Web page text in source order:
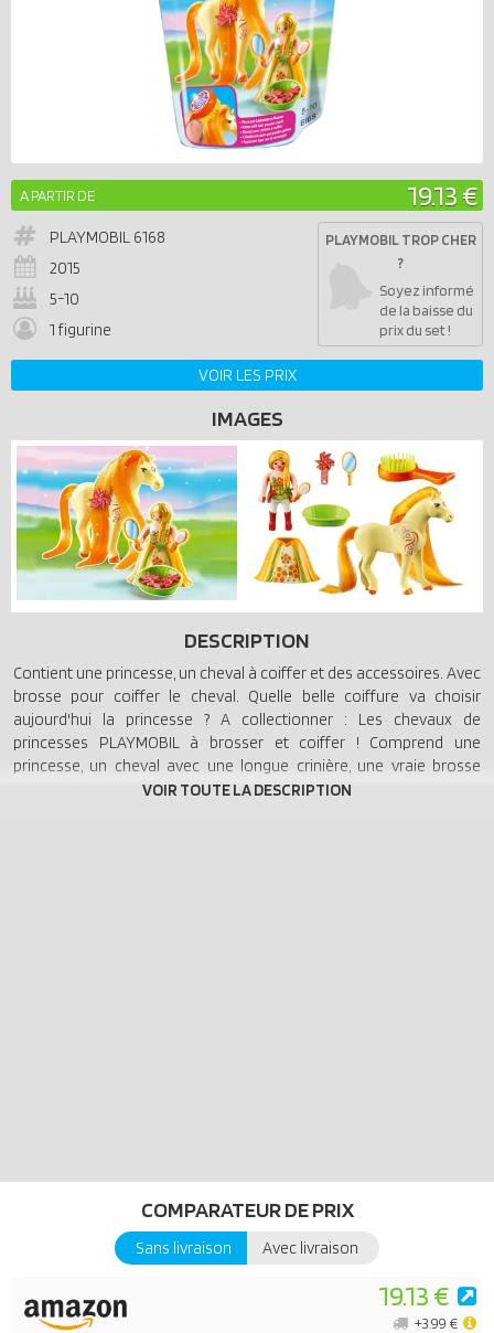
A PARTIR DE 19.13 €
PLAYMOBIL 6168
2015
5-10
1 figurine
PLAYMOBIL TROP CHER
?
Soyez informé
de la baisse du
prix du set !
VOIR LES PRIX
IMAGES
DESCRIPTION
Contient une princesse, un cheval à coiffer et des accessoires. Avec
brosse pour coiffer le cheval. Quelle belle coiffure va choisir
aujourd'hui la princesse ? A collectionner : Les chevaux de
princesses PLAYMOBIL à brosser et coiffer ! Comprend une
princesse, un cheval avec une longue crinière, une vraie brosse
pour coiffer la crinière soyeuse et des pinces à cheveux pour parer
COMPARATEUR DE PRIX
Sans livraison Avec livraison
19.13 €
+3.99 €